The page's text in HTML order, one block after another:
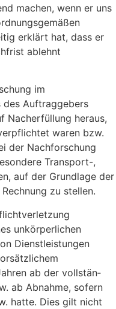
machen, wenn er uns
erklärt hat, dass er
ablehnt
im
des Auftraggebers
Nacherfüllung heraus,
waren bzw.
der Nach­forschung
Transport-,
auf der Grund­lage der
zu stellen.
unkörperlichen
Dienstleistungen
ab der vollstän­
ab Abnahme, sofern
hatte. Dies gilt nicht